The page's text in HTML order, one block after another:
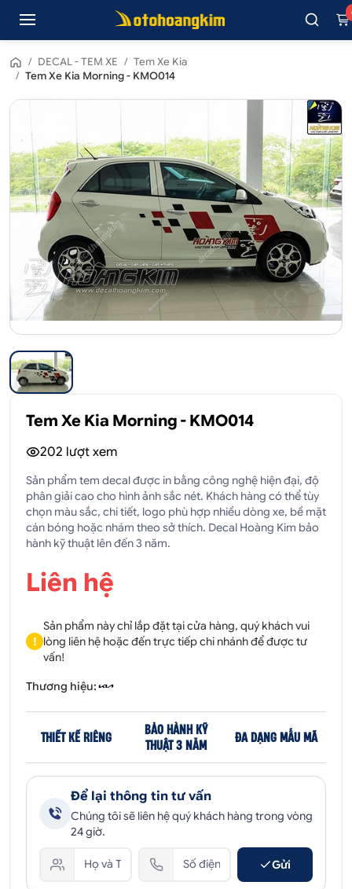
/ DECAL - TEM XE / Tem Xe Kia
/ Tem Xe Kia Morning - KMO014
Tem Xe Kia Morning - KMO014
202 lượt xem
Sản phẩm tem decal được in bằng công nghệ hiện đại, độ
phân giải cao cho hình ảnh sắc nét. Khách hàng có thể tùy
chọn màu sắc, chi tiết, logo phù hợp nhiều dòng xe, bề mặt
cán bóng hoặc nhám theo sở thích. Decal Hoàng Kim bảo
hành kỹ thuật lên đến 3 năm.
Liên hệ
!
Sản phẩm này chỉ lắp đặt tại cửa hàng, quý khách vui
lòng liên hệ hoặc đến trực tiếp chi nhánh để được tư
vấn!
Thương hiệu:
THIẾT KẾ RIÊNG
BẢO HÀNH KỸ
THUẬT 3 NĂM
ĐA DẠNG MẪU MÃ
Để lại thông tin tư vấn
Chúng tôi sẽ liên hệ quý khách hàng trong vòng
24 giờ.
Gửi